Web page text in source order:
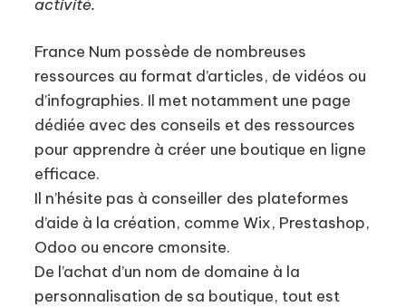
activité.
France Num possède de nombreuses
ressources au format d’articles, de vidéos ou
d’infographies. Il met notamment une page
dédiée avec des conseils et des ressources
pour apprendre à créer une boutique en ligne
efficace.
Il n’hésite pas à conseiller des plateformes
d’aide à la création, comme Wix, Prestashop,
Odoo ou encore cmonsite.
De l’achat d’un nom de domaine à la
personnalisation de sa boutique, tout est